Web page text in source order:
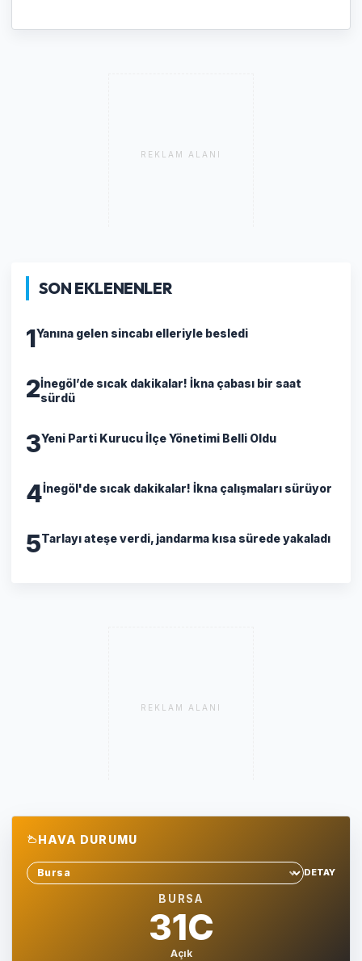
REKLAM ALANI
SON EKLENENLER
1Yanına gelen sincabı elleriyle besledi
2İnegöl’de sıcak dakikalar! İkna çabası bir saat
sürdü
3Yeni Parti Kurucu İlçe Yönetimi Belli Oldu
4İnegöl'de sıcak dakikalar! İkna çalışmaları sürüyor
5Tarlayı ateşe verdi, jandarma kısa sürede yakaladı
REKLAM ALANI
HAVA DURUMU
Sehir sec
DETAY
BURSA
31C
Açık